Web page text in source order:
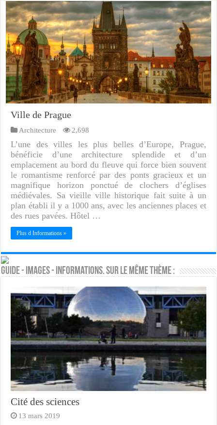
Ville de Prague
Architecture 2,698
L’une des villes les plus belles d’Europe, Prague,
bénéficie d’une architecture splendide et d’un
emplacement au bord du fleuve qui force bien souvent
le romantisme renforcé par des ponts gracieux et un
magnifique horizon ponctué de clochers d’églises
médiévales. Sa vieille ville historique fait suite à un
plan établi il y a 1000 ans, avec les anciennes places et
des rues pavées. Hôtel …
Plus d Informations »
Guide - Images - Informations. Sur le même thème :
Cité des sciences
13 mars 2019